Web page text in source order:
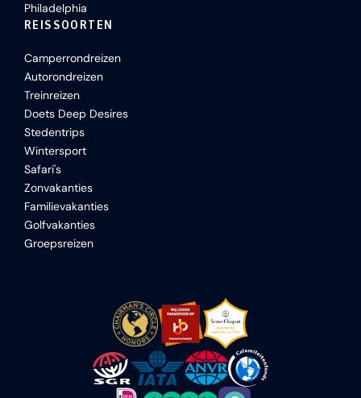
Philadelphia
REISSOORTEN
Camperrondreizen
Autorondreizen
Treinreizen
Doets Deep Desires
Stedentrips
Wintersport
Safari's
Zonvakanties
Familievakanties
Golfvakanties
Groepsreizen